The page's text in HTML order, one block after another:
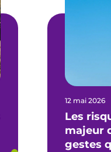
12 mai 2026
Les
majeur
gestes